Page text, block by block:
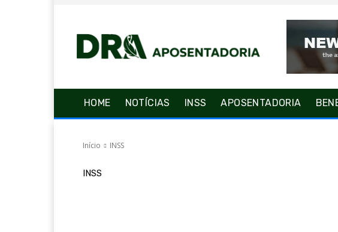
HOME NOTÍCIAS INSS APOSENTADORIA
Início INSS
INSS